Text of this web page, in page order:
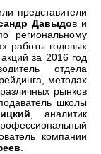
представители
Давыдов и
региональному
работы годовых
за 2016 год
отдела
методах
рынков
школы
, аналитик
компании